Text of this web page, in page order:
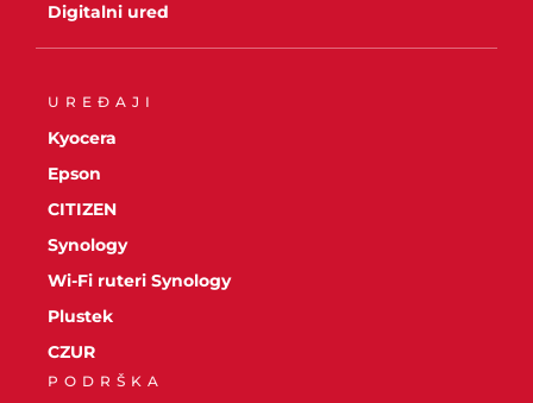
Digitalni ured
UREĐAJI
Kyocera
Epson
CITIZEN
Synology
Wi-Fi ruteri Synology
Plustek
CZUR
PODRŠKA